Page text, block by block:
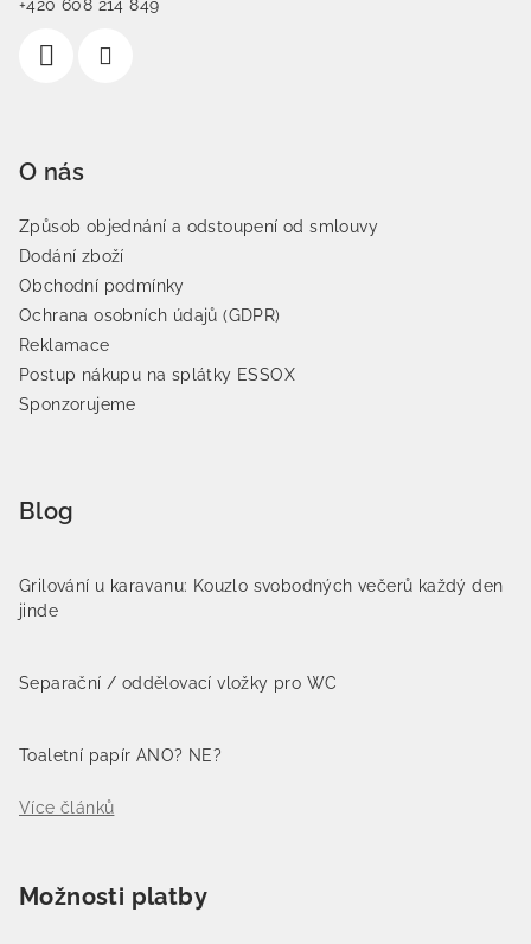
+420 608 214 849
O nás
Způsob objednání a odstoupení od smlouvy
Dodání zboží
Obchodní podmínky
Ochrana osobních údajů (GDPR)
Reklamace
Postup nákupu na splátky ESSOX
Sponzorujeme
Blog
Grilování u karavanu: Kouzlo svobodných večerů každý den
jinde
Separační / oddělovací vložky pro WC
Toaletní papír ANO? NE?
Více článků
Možnosti platby